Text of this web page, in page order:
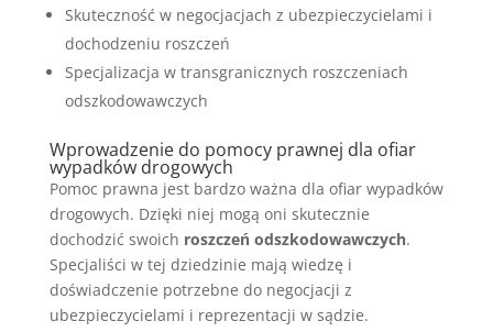
Skuteczność w negocjacjach z ubezpieczycielami i
dochodzeniu roszczeń
Specjalizacja w transgranicznych roszczeniach
odszkodowawczych
Wprowadzenie do pomocy prawnej dla ofiar
wypadków drogowych
Pomoc prawna jest bardzo ważna dla ofiar wypadków
drogowych. Dzięki niej mogą oni skutecznie
dochodzić swoich roszczeń odszkodowawczych.
Specjaliści w tej dziedzinie mają wiedzę i
doświadczenie potrzebne do negocjacji z
ubezpieczycielami i reprezentacji w sądzie.